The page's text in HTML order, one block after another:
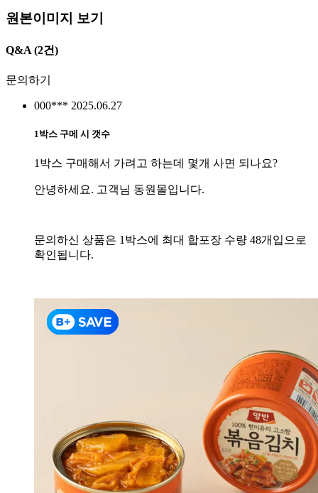
원본이미지 보기
Q&A (2건)
문의하기
000*** 2025.06.27
1박스 구메 시 갯수
1박스 구매해서 가려고 하는데 몇개 사면 되나요?
안녕하세요. 고객님 동원몰입니다.
문의하신 상품은 1박스에 최대 합포장 수량 48개입으로
확인됩니다.